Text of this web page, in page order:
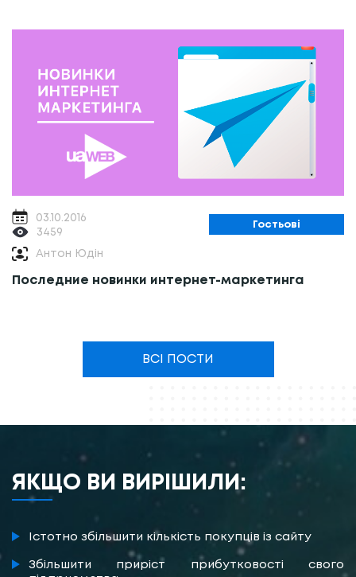
03.10.2016
3459
Гостьові
Антон Юдін
Последние новинки интернет-маркетинга
ВСІ ПОСТИ
ЯКЩО ВИ ВИРІШИЛИ:
Істотно збільшити кількість покупців із сайту
Збільшити приріст прибутковості свого